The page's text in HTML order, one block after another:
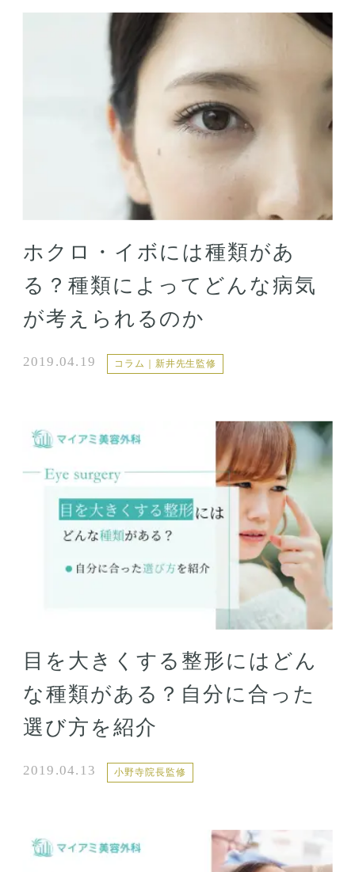
ホクロ・イボには種類があ
る？種類によってどんな病気
が考えられるのか
2019.04.19 コラム｜新井先生監修
目を大きくする整形にはどん
な種類がある？自分に合った
選び方を紹介
2019.04.13 小野寺院長監修